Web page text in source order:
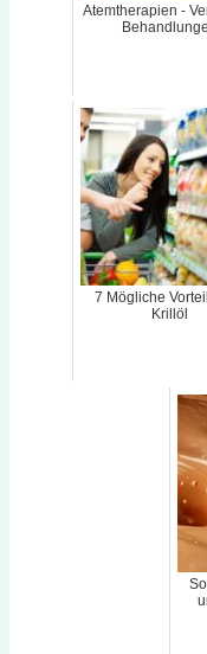
Atemtherapien -
7 Mögliche
Krillöl